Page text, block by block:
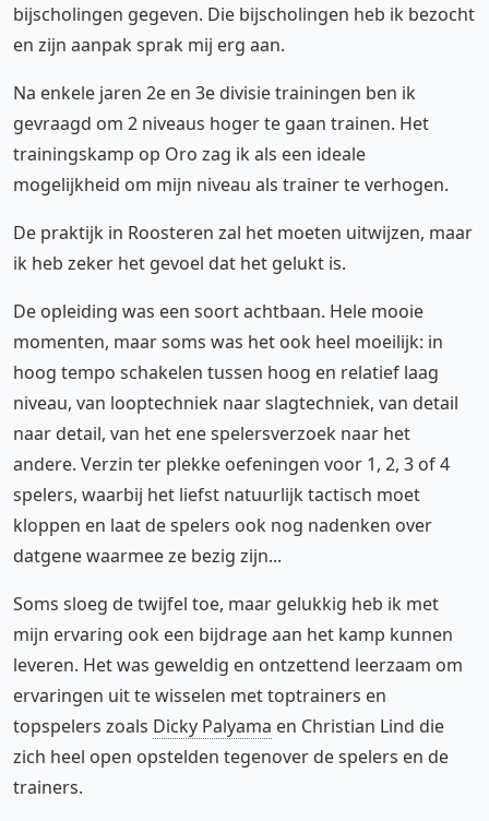
bijscholingen gegeven. Die bijscholingen heb ik bezocht
en zijn aanpak sprak mij erg aan.
Na enkele jaren 2e en 3e divisie trainingen ben ik
gevraagd om 2 niveaus hoger te gaan trainen. Het
trainingskamp op Oro zag ik als een ideale
mogelijkheid om mijn niveau als trainer te verhogen.
De praktijk in Roosteren zal het moeten uitwijzen, maar
ik heb zeker het gevoel dat het gelukt is.
De opleiding was een soort achtbaan. Hele mooie
momenten, maar soms was het ook heel moeilijk: in
hoog tempo schakelen tussen hoog en relatief laag
niveau, van looptechniek naar slagtechniek, van detail
naar detail, van het ene spelersverzoek naar het
andere. Verzin ter plekke oefeningen voor 1, 2, 3 of 4
spelers, waarbij het liefst natuurlijk tactisch moet
kloppen en laat de spelers ook nog nadenken over
datgene waarmee ze bezig zijn...
Soms sloeg de twijfel toe, maar gelukkig heb ik met
mijn ervaring ook een bijdrage aan het kamp kunnen
leveren. Het was geweldig en ontzettend leerzaam om
ervaringen uit te wisselen met toptrainers en
topspelers zoals Dicky Palyama en Christian Lind die
zich heel open opstelden tegenover de spelers en de
trainers.